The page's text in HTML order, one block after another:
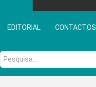
EDITORIAL CONTACTOS
Pesquisa...